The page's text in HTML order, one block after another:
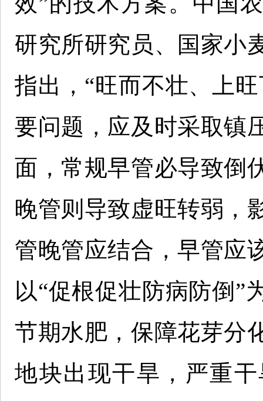
研究所研究员、国家小
指出，“旺而不壮、上
要问题，应及时采取镇
面，常规早管必导致倒
晚管则导致虚旺转弱，
管晚管应结合，早管应
以“促根促壮防病防倒”
节期水肥，保障花芽分
地块出现干旱，严重